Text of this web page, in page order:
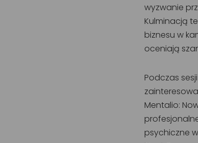
wyzwanie
Kulminacją
biznesu w
oceniają
Podczas
Mentalio:
psychiczne